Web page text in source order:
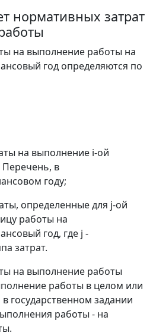
нормативных затрат
на выполнение работы на
год определяются по
на выполнение i-ой
в
году;
определенные для j-ой
работы на
год, где j -
затрат.
на выполнение работы
работы в целом или
государственном задании
работы - на